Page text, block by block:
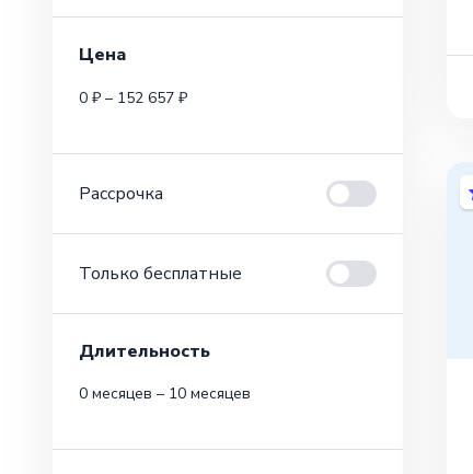
Цена
0 ₽ – 152 657 ₽
Рассрочка
Только бесплатные
Длительность
0 месяцев – 10 месяцев